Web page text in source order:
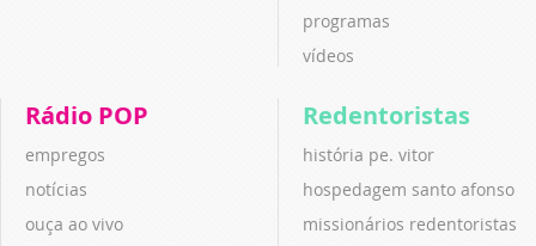
programas
vídeos
Rádio POP
empregos
notícias
ouça ao vivo
Redentoristas
história pe. vitor
hospedagem santo afonso
missionários redentoristas